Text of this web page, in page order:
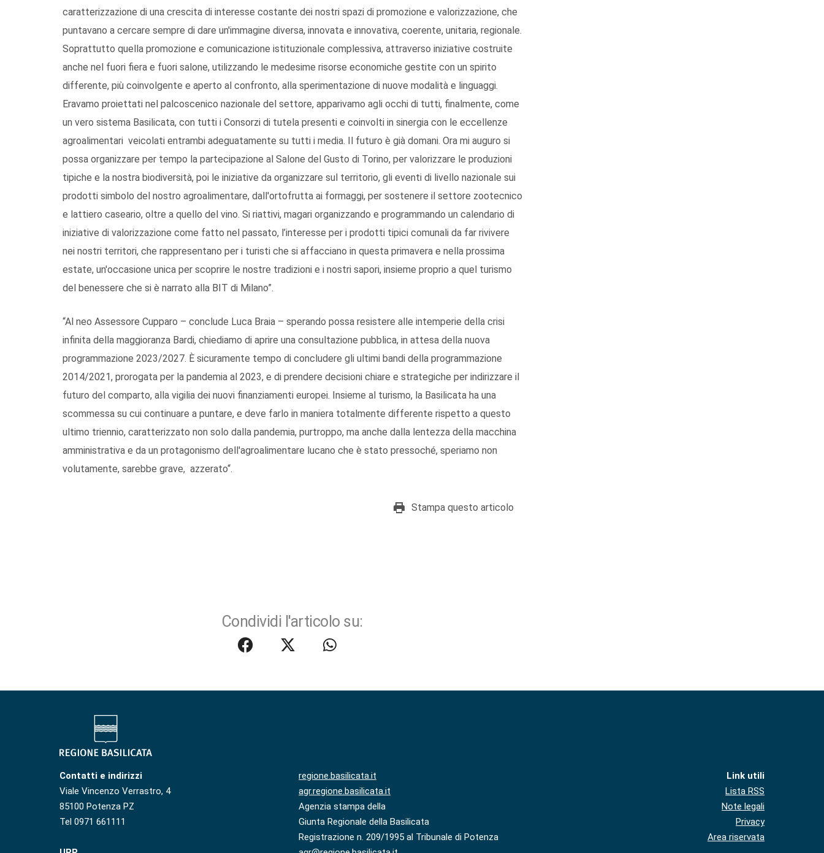
caratterizzazione di una crescita di interesse costante dei nostri spazi di promozione e valorizzazione, che
puntavano a cercare sempre di dare un'immagine diversa, innovata e innovativa, coerente, unitaria, regionale.
Soprattutto quella promozione e comunicazione istituzionale complessiva, attraverso iniziative costruite
anche nel fuori fiera e fuori salone, utilizzando le medesime risorse economiche gestite con un spirito
differente, più coinvolgente e aperto al confronto, alla sperimentazione di nuove modalità e linguaggi.
Eravamo proiettati nel palcoscenico nazionale del settore, apparivamo agli occhi di tutti, finalmente, come
un vero sistema Basilicata, con tutti i Consorzi di tutela presenti e coinvolti in sinergia con le eccellenze
agroalimentari veicolati entrambi adeguatamente su tutti i media. Il futuro è già domani. Ora mi auguro si
possa organizzare per tempo la partecipazione al Salone del Gusto di Torino, per valorizzare le produzioni
tipiche e la nostra biodiversità, poi le iniziative da organizzare sul territorio, gli eventi di livello nazionale sui
prodotti simbolo del nostro agroalimentare, dall'ortofrutta ai formaggi, per sostenere il settore zootecnico
e lattiero caseario, oltre a quello del vino. Si riattivi, magari organizzando e programmando un calendario di
iniziative di valorizzazione come fatto nel passato, l’interesse per i prodotti tipici comunali da far rivivere
nei nostri territori, che rappresentano per i turisti che si affacciano in questa primavera e nella prossima
estate, un'occasione unica per scoprire le nostre tradizioni e i nostri sapori, insieme proprio a quel turismo
del benessere che si è narrato alla BIT di Milano”.
“Al neo Assessore Cupparo – conclude Luca Braia – sperando possa resistere alle intemperie della crisi
infinita della maggioranza Bardi, chiediamo di aprire una consultazione pubblica, in attesa della nuova
programmazione 2023/2027. È sicuramente tempo di concludere gli ultimi bandi della programmazione
2014/2021, prorogata per la pandemia al 2023, e di prendere decisioni chiare e strategiche per indirizzare il
futuro del comparto, alla vigilia dei nuovi finanziamenti europei. Insieme al turismo, la Basilicata ha una
scommessa su cui continuare a puntare, e deve farlo in maniera totalmente differente rispetto a questo
ultimo triennio, caratterizzato non solo dalla pandemia, purtroppo, ma anche dalla lentezza della macchina
amministrativa e da un protagonismo dell'agroalimentare lucano che è stato pressoché, speriamo non
volutamente, sarebbe grave, azzerato“.
Stampa questo articolo
Condividi l'articolo su:
Contatti e indirizzi
Viale Vincenzo Verrastro, 4
85100 Potenza PZ
Tel 0971 661111
regione.basilicata.it
agr.regione.basilicata.it
Agenzia stampa della
Giunta Regionale della Basilicata
Registrazione n. 209/1995 al Tribunale di Potenza
Link utili
Lista RSS
Note legali
Privacy
Area riservata